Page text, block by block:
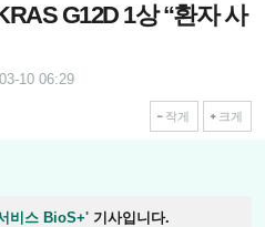
G12D 1상 “환자 사
10 06:29
작게 크게
비스 BioS+' 기사입니다.